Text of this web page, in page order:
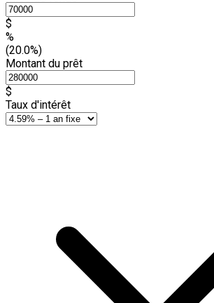
$
%
(20.0%)
Montant du prêt
$
Taux d'intérêt